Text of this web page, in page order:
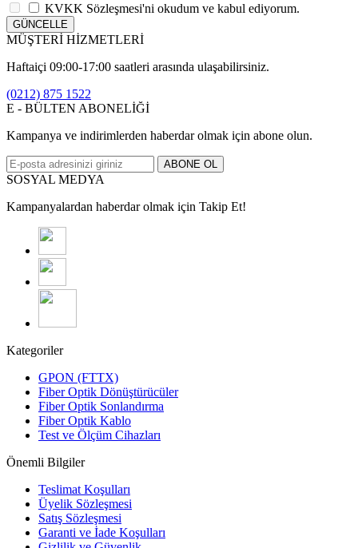
KVKK Sözleşmesi'ni okudum ve kabul ediyorum.
GÜNCELLE
MÜŞTERİ HİZMETLERİ
Haftaiçi 09:00-17:00 saatleri arasında ulaşabilirsiniz.
(0212) 875 1522
E - BÜLTEN ABONELİĞİ
Kampanya ve indirimlerden haberdar olmak için abone olun.
ABONE OL
SOSYAL MEDYA
Kampanyalardan haberdar olmak için Takip Et!
Kategoriler
GPON (FTTX)
Fiber Optik Dönüştürücüler
Fiber Optik Sonlandırma
Fiber Optik Kablo
Test ve Ölçüm Cihazları
Önemli Bilgiler
Teslimat Koşulları
Üyelik Sözleşmesi
Satış Sözleşmesi
Garanti ve İade Koşulları